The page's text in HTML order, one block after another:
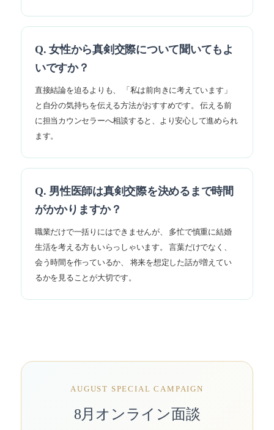
Q. 女性から真剣交際について聞いてもよ
いですか？
直接結論を迫るよりも、 「私は前向きに考えています」
と自分の気持ちを伝える方法がおすすめです。 伝える前
に担当カウンセラーへ相談すると、より安心して進められ
ます。
Q. 男性医師は真剣交際を決めるまで時間
がかかりますか？
職業だけで一括りにはできませんが、 多忙で慎重に結婚
生活を考える方もいらっしゃいます。 言葉だけでなく、
会う時間を作っているか、 将来を想定した話が増えてい
るかを見ることが大切です。
AUGUST SPECIAL CAMPAIGN
8月オンライン面談